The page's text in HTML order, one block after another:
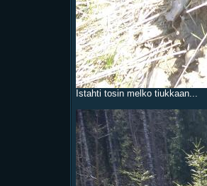
Istahti tosin melko tiukkaan...